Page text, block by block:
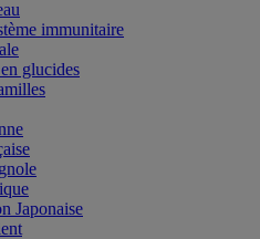
immunitaire
glucides
Japonaise